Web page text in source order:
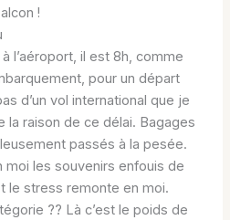
!
l’aéroport, il est 8h, comme
pour un départ
d’un vol international que je
la raison de ce délai. Bagages
passés à la pesée.
moi les souvenirs enfouis de
le stress remonte en moi.
?? Là c’est le poids de